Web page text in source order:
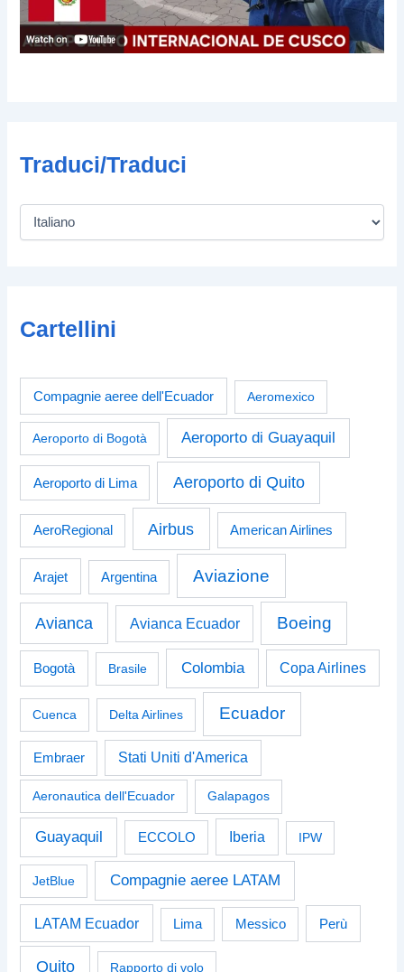
Traduci/Traduci
Cartellini
Compagnie aeree dell'Ecuador Aeromexico
Aeroporto di Bogotà Aeroporto di Guayaquil
Aeroporto di Lima Aeroporto di Quito
AeroRegional Airbus American Airlines
Arajet Argentina Aviazione
Avianca Avianca Ecuador Boeing
Bogotà Brasile Colombia Copa Airlines
Cuenca Delta Airlines Ecuador
Embraer Stati Uniti d'America
Aeronautica dell'Ecuador Galapagos
Guayaquil ECCOLO Iberia IPW
JetBlue Compagnie aeree LATAM
LATAM Ecuador Lima Messico Perù
Quito Rapporto di volo